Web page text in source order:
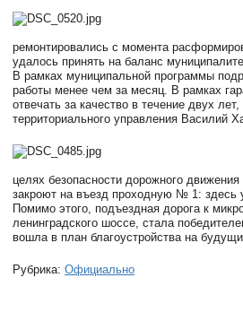
ремонтировались с момента
удалось принять на баланс
В рамках муниципальной программы
работы менее чем за месяц. В рамках
отвечать за качество в течение двух
территориального управления Василий
целях безопасности дорожного
закроют на въезд проходную № 1: здесь
Помимо этого, подъездная дорога к
ленинградского шоссе, стала
вошла в план благоустройства на
Рубрика: Официально